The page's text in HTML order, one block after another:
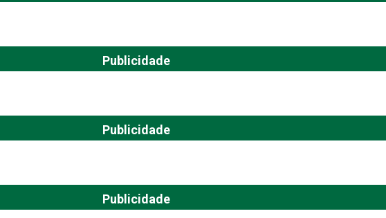
Publicidade
Publicidade
Publicidade